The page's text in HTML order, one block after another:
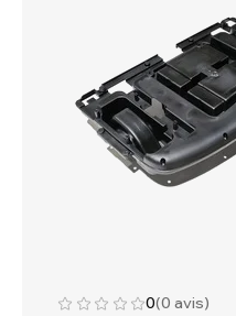
0(0 avis)